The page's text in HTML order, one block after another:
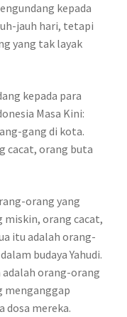
kepada
jauh hari, tetapi
yang tak layak
kepada para
Masa Kini:
gang di kota.
cacat, orang buta
orang yang
orang cacat,
itu adalah orang-
budaya Yahudi.
adalah orang-orang
menganggap
dosa mereka.